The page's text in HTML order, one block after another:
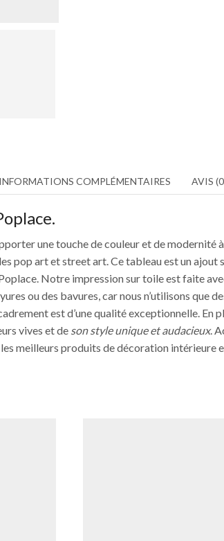
INFORMATIONS COMPLÉMENTAIRES AVIS
une touche de couleur et de modernité
pop art et street art. Ce tableau est un
Notre impression sur toile est faite
ou des bavures, car nous n’utilisons que
est d’une qualité exceptionnelle. En
vives et de son style unique et audacieux.
meilleurs produits de décoration